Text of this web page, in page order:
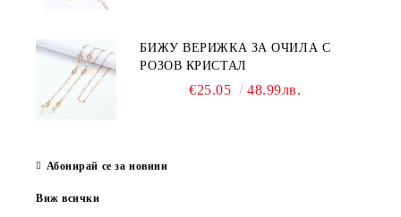
БИЖУ ВЕРИЖКА ЗА ОЧИЛА С
РОЗОВ КРИСТАЛ
€25.05 48.99лв.
Абонирай се за новини
Виж всички